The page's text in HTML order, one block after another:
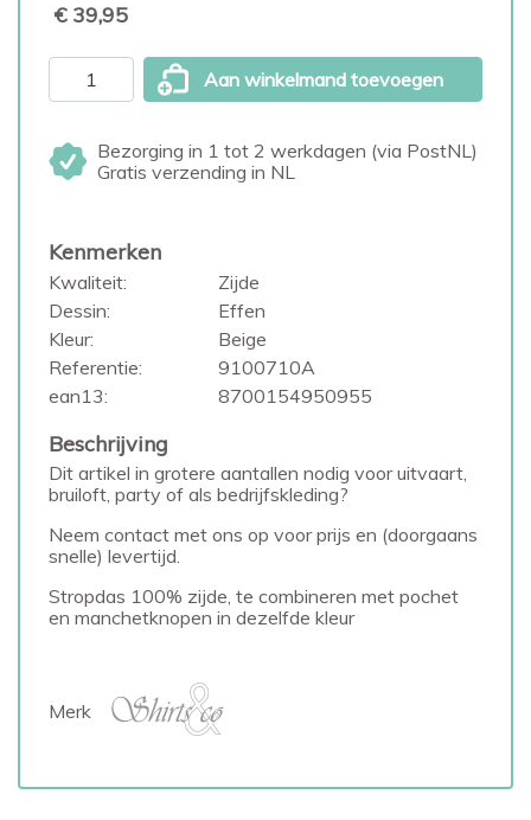
€ 39,95
Aan winkelmand toevoegen
Bezorging in 1 tot 2 werkdagen (via PostNL)
Gratis verzending in NL
Kenmerken
Kwaliteit:
Zijde
Dessin:
Effen
Kleur:
Beige
Referentie:
9100710A
ean13:
8700154950955
Beschrijving
Dit artikel in grotere aantallen nodig voor uitvaart,
bruiloft, party of als bedrijfskleding?
Neem contact met ons op voor prijs en (doorgaans
snelle) levertijd.
Stropdas 100% zijde, te combineren met pochet
en manchetknopen in dezelfde kleur
Merk